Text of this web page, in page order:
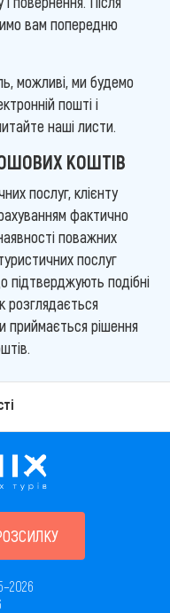
вам попередню
можливі, ми будемо
пошті і
наші листи.
КОШТІВ
послуг, клієнту
фактично
поважних
послуг
підтверджують подібні
розглядається
приймається рішення